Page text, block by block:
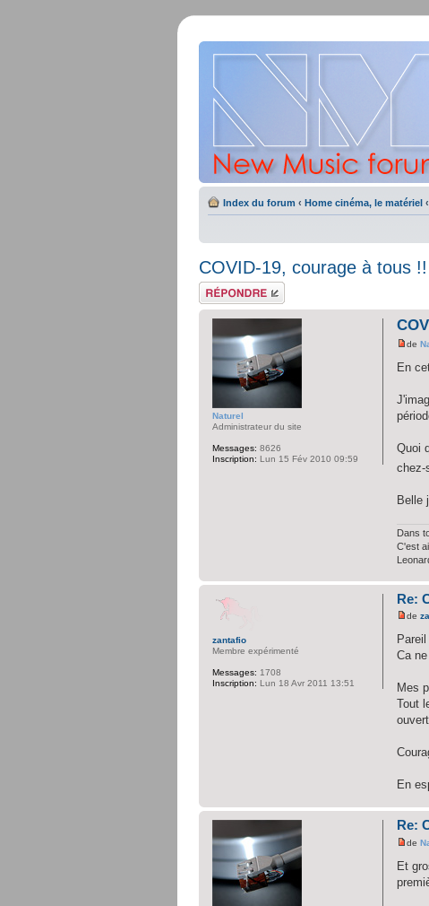
Index du forum ‹ Home cinéma, le matériel ‹
COVID-19, courage à tous
Répondre
de
En
Quoi
Belle
Dans
C'est
Naturel
Administrateur du site
Messages: 8626
Inscription: Lun 15 Fév 2010 09:59
Re:
de
Pareil
Ca
Mes
Tout
En
zantafio
Membre expérimenté
Messages: 1708
Inscription: Lun 18 Avr 2011 13:51
Re:
de
Et